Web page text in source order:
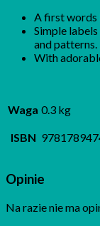
A first words
Simple
and patterns.
With
Waga 0.3 kg
ISBN
Opinie
Na razie nie ma